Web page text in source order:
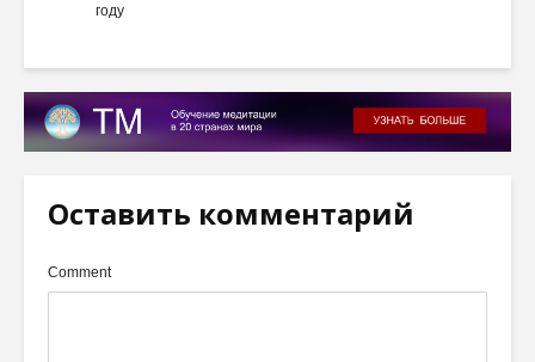
году
Оставить комментарий
Comment